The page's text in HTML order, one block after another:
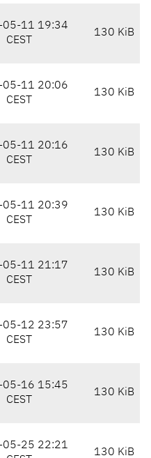
05-11 19:34
CEST
130 KiB
05-11 20:06
CEST
130 KiB
05-11 20:16
CEST
130 KiB
05-11 20:39
CEST
130 KiB
05-11 21:17
CEST
130 KiB
05-12 23:57
CEST
130 KiB
05-16 15:45
CEST
130 KiB
05-25 22:21
130 KiB